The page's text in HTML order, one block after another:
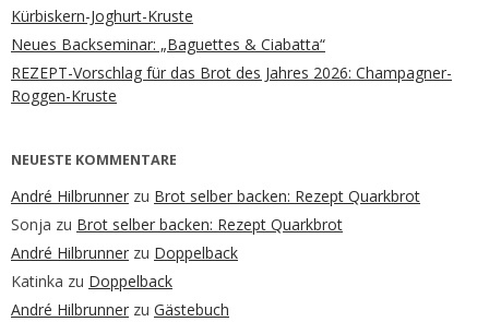
Kürbiskern-Joghurt-Kruste
Neues Backseminar: „Baguettes & Ciabatta“
REZEPT-Vorschlag für das Brot des Jahres 2026: Champagner-
Roggen-Kruste
NEUESTE KOMMENTARE
André Hilbrunner zu Brot selber backen: Rezept Quarkbrot
Sonja zu Brot selber backen: Rezept Quarkbrot
André Hilbrunner zu Doppelback
Katinka zu Doppelback
André Hilbrunner zu Gästebuch